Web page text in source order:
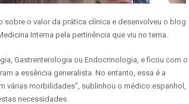
o valor da prática clínica e desenvolveu o blog
Interna pela pertinência que viu no tema.
Gastrenterologia ou Endocrinologia, e ficou com o
a essência generalista. No entanto, essa é a
morbilidades”, sublinhou o médico espanhol,
necessidades.